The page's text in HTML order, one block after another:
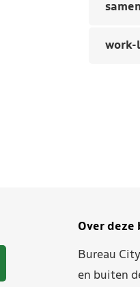
work-
Over deze
Bureau
en buiten